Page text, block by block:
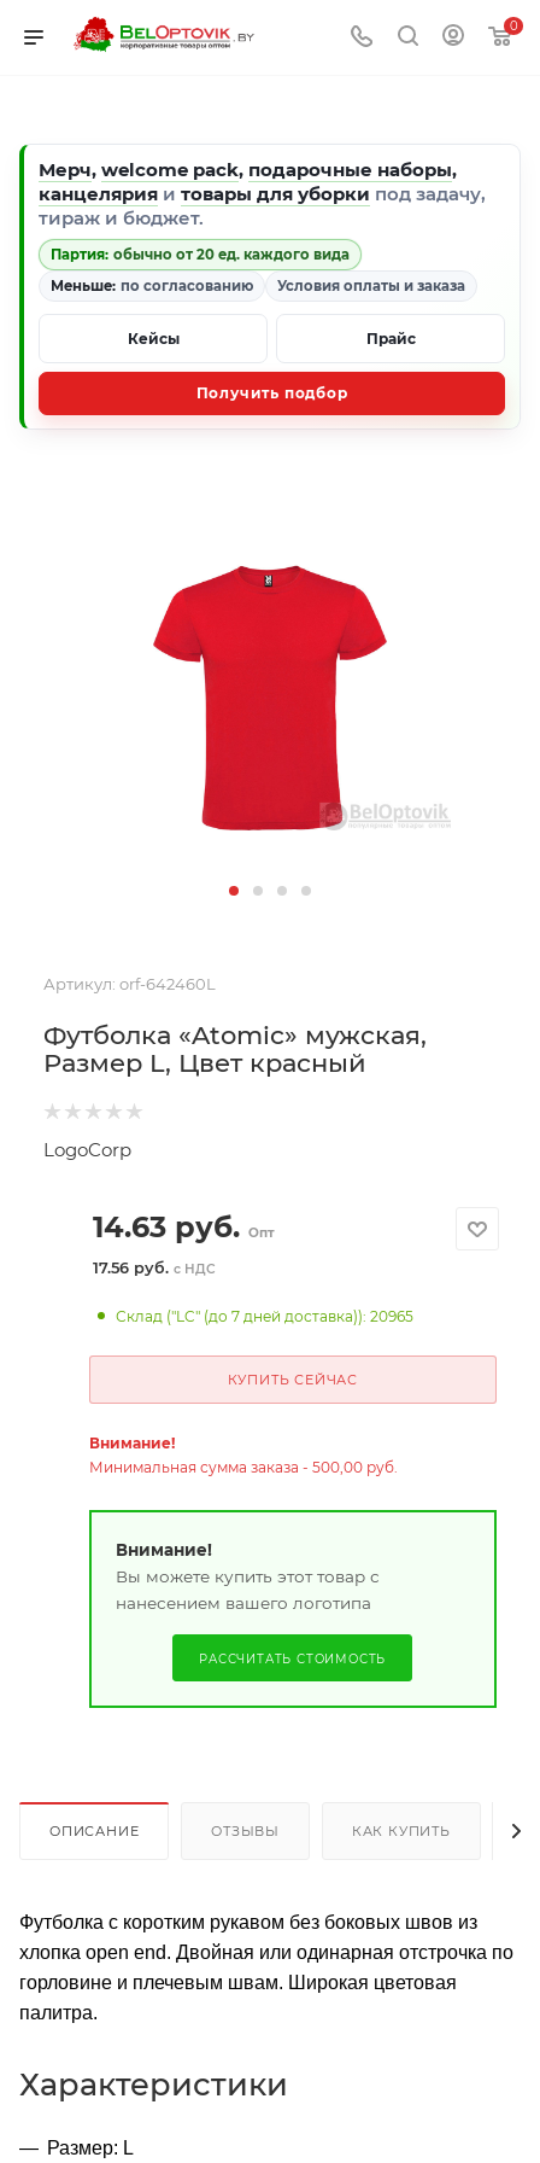
0
Мерч, welcome pack, подарочные наборы,
канцелярия и товары для уборки под задачу,
тираж и бюджет.
Партия: обычно от 20 ед. каждого вида
Меньше: по согласованию Условия оплаты и заказа
Кейсы Прайс
Получить подбор
Артикул: orf-642460L
Футболка «Atomic» мужская,
Размер L, Цвет красный
LogoCorp
14.63руб. Опт
17.56 руб. с НДС
Склад ("LC" (до 7 дней доставка)): 20965
КУПИТЬ СЕЙЧАС
Внимание!
Минимальная сумма заказа - 500,00 руб.
Внимание!
Вы можете купить этот товар с
нанесением вашего логотипа
РАССЧИТАТЬ СТОИМОСТЬ
ОПИСАНИЕ ОТЗЫВЫ КАК КУПИТЬ
Футболка с коротким рукавом без боковых швов из
хлопка open end. Двойная или одинарная отстрочка по
горловине и плечевым швам. Широкая цветовая
палитра.
Характеристики
Размер: L